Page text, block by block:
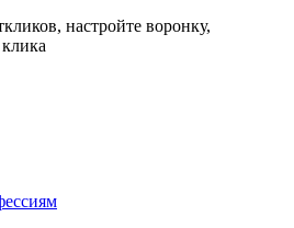
настройте воронку,